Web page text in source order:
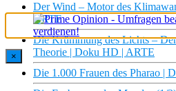
Der Wind – Motor des
ARTE
Die Krümmung des Lichts –
Theorie | Doku HD | ARTE
Die 1.000 Frauen des Pharao |
×